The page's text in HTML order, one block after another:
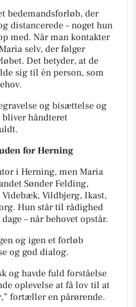
bedemandsforløb, der
distancerede – noget hun
med. Når man kontakter
selv, der følger
Det betyder, at de
sig til én person, som
og bisættelse og
håndteret
for Herning
i Herning, men Maria
Sønder Felding,
Vildbjerg, Ikast,
Hun står til rådighed
– når behovet opstår.
og igen et forløb
og god dialog.
og havde fuld forståelse
oplevelse at få lov til at
fortæller en pårørende.